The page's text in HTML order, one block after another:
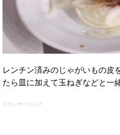
レンチン済みのじゃがいもの皮
たら皿に加えて玉ねぎなどと一
スポンサーリンク